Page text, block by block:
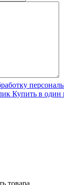
Купить в один
товара